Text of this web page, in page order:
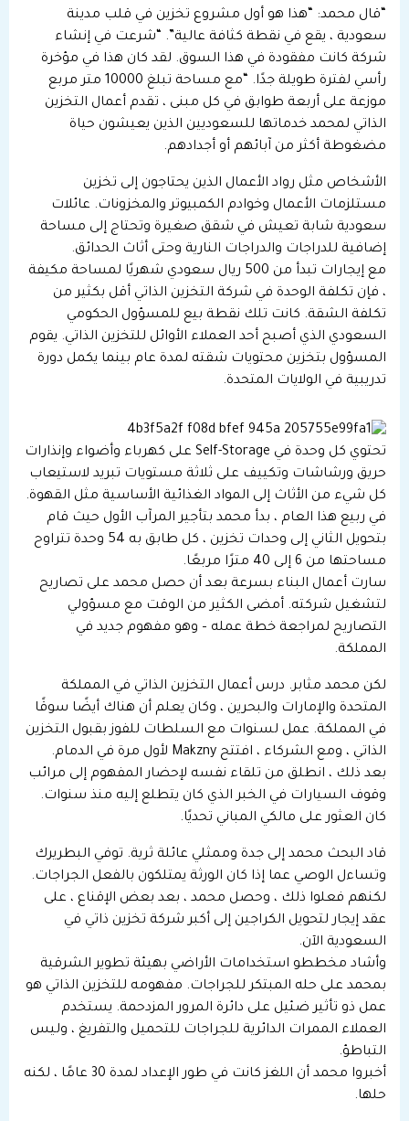
“قال محمد: “هذا هو أول مشروع تخزين في قلب مدينة
سعودية ، يقع في نقطة كثافة عالية”. “شرعت في إنشاء
شركة كانت مفقودة في هذا السوق. لقد كان هذا في مؤخرة
رأسي لفترة طويلة جدًا. “مع مساحة تبلغ 10000 متر مربع
موزعة على أربعة طوابق في كل مبنى ، تقدم أعمال التخزين
الذاتي لمحمد خدماتها للسعوديين الذين يعيشون حياة
مضغوطة أكثر من آبائهم أو أجدادهم.
الأشخاص مثل رواد الأعمال الذين يحتاجون إلى تخزين
مستلزمات الأعمال وخوادم الكمبيوتر والمخزونات. عائلات
سعودية شابة تعيش في شقق صغيرة وتحتاج إلى مساحة
إضافية للدراجات والدراجات النارية وحتى أثاث الحدائق.
مع إيجارات تبدأ من 500 ريال سعودي شهريًا لمساحة مكيفة
، فإن تكلفة الوحدة في شركة التخزين الذاتي أقل بكثير من
تكلفة الشقة. كانت تلك نقطة بيع للمسؤول الحكومي
السعودي الذي أصبح أحد العملاء الأوائل للتخزين الذاتي. يقوم
المسؤول بتخزين محتويات شقته لمدة عام بينما يكمل دورة
تدريبية في الولايات المتحدة.
تحتوي كل وحدة في Self-Storage على كهرباء وأضواء وإنذارات
حريق ورشاشات وتكييف على ثلاثة مستويات تبريد لاستيعاب
كل شيء من الأثاث إلى المواد الغذائية الأساسية مثل القهوة.
في ربيع هذا العام ، بدأ محمد بتأجير المرآب الأول حيث قام
بتحويل الثاني إلى وحدات تخزين ، كل طابق به 54 وحدة تتراوح
مساحتها من 6 إلى 40 مترًا مربعًا.
سارت أعمال البناء بسرعة بعد أن حصل محمد على تصاريح
لتشغيل شركته. أمضى الكثير من الوقت مع مسؤولي
التصاريح لمراجعة خطة عمله – وهو مفهوم جديد في
المملكة.
لكن محمد مثابر. درس أعمال التخزين الذاتي في المملكة
المتحدة والإمارات والبحرين ، وكان يعلم أن هناك أيضًا سوقًا
في المملكة. عمل لسنوات مع السلطات للفوز بقبول التخزين
الذاتي ، ومع الشركاء ، افتتح Makzny لأول مرة في الدمام.
بعد ذلك ، انطلق من تلقاء نفسه لإحضار المفهوم إلى مرائب
وقوف السيارات في الخبر الذي كان يتطلع إليه منذ سنوات.
كان العثور على مالكي المباني تحديًا.
قاد البحث محمد إلى جدة وممثلي عائلة ثرية. توفي البطريرك
وتساءل الوصي عما إذا كان الورثة يمتلكون بالفعل الجراجات.
لكنهم فعلوا ذلك ، وحصل محمد ، بعد بعض الإقناع ، على
عقد إيجار لتحويل الكراجين إلى أكبر شركة تخزين ذاتي في
السعودية الآن.
وأشاد مخططو استخدامات الأراضي بهيئة تطوير الشرقية
بمحمد على حله المبتكر للجراجات. مفهومه للتخزين الذاتي هو
عمل ذو تأثير ضئيل على دائرة المرور المزدحمة. يستخدم
العملاء الممرات الدائرية للجراجات للتحميل والتفريغ ، وليس
التباطؤ.
أخبروا محمد أن اللغز كانت في طور الإعداد لمدة 30 عامًا ، لكنه
حلها.